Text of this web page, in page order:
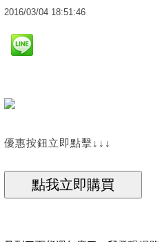
2016/03/04 18:51:46
優惠按鈕立即點擊↓↓↓